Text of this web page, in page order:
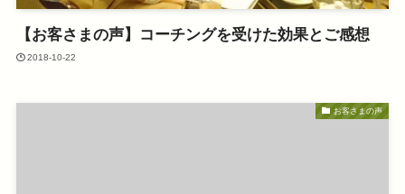
【お客さまの声】コーチングを受けた効果とご感想
2018-10-22
お客さまの声